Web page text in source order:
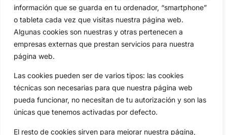
información que se guarda en tu ordenador, “smartphone”
o tableta cada vez que visitas nuestra página web.
Algunas cookies son nuestras y otras pertenecen a
empresas externas que prestan servicios para nuestra
página web.
Las cookies pueden ser de varios tipos: las cookies
técnicas son necesarias para que nuestra página web
pueda funcionar, no necesitan de tu autorización y son las
únicas que tenemos activadas por defecto.
El resto de cookies sirven para mejorar nuestra página,
OpenGolf ofrece toda la actualidad, información del golf
profesional y amateur, resultados en directo, vídeos, noticias,
Jon Rahm, LIV Golf, PGA Tour, Ryder Cup, DP World Tour, LPGA
Categorias
Inicio
Actualidad
Jon Rahm
Ryder Cup